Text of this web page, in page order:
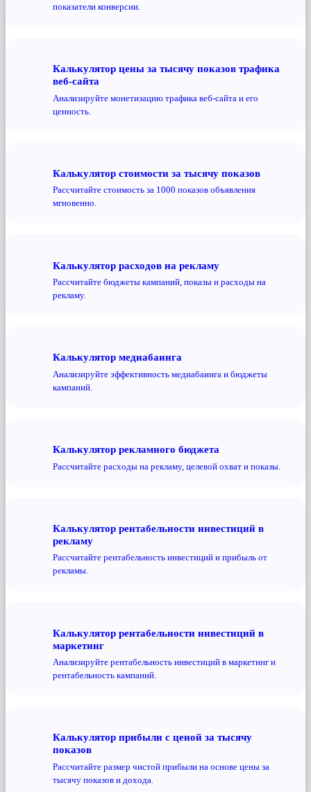
показатели конверсии.
Калькулятор цены за тысячу показов трафика
веб-сайта
Анализируйте монетизацию трафика веб-сайта и его
ценность.
Калькулятор стоимости за тысячу показов
Рассчитайте стоимость за 1000 показов объявления
мгновенно.
Калькулятор расходов на рекламу
Рассчитайте бюджеты кампаний, показы и расходы на
рекламу.
Калькулятор медиабаинга
Анализируйте эффективность медиабаинга и бюджеты
кампаний.
Калькулятор рекламного бюджета
Рассчитайте расходы на рекламу, целевой охват и показы.
Калькулятор рентабельности инвестиций в
рекламу
Рассчитайте рентабельность инвестиций и прибыль от
рекламы.
Калькулятор рентабельности инвестиций в
маркетинг
Анализируйте рентабельность инвестиций в маркетинг и
рентабельность кампаний.
Калькулятор прибыли с ценой за тысячу
показов
Рассчитайте размер чистой прибыли на основе цены за
тысячу показов и дохода.